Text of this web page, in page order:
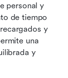
personal y
de tiempo
y
una
y